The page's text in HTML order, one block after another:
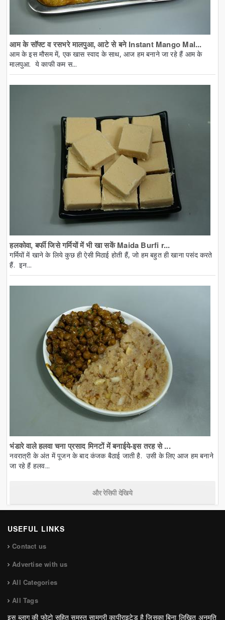
आम के सॉफ्ट व रसभरे मालपुआ, आटे से बने Instant Mango Mal...
आम के इस मौसम में, एक खास स्वाद के साथ, आज हम बनाने जा रहे हैं आम के
मालपुआ. ये काफी कम स...
हलकोवा, बर्फी जिसे गर्मियों में भी खा सकें Maida Burfi r...
गर्मियों में खाने के लिये कुछ ही ऐसी मिठाई होती हैं, जो हम बहुत ही खाना पसंद करते
हैं. इन...
भंडारे वाले हलवा चना प्रसाद मिनटों में बनाईये-इस तरह से ...
नवरात्री के अंत में पूजन के बाद कंजक बैठाई जाती है. उसी के लिए आज हम बनाने
जा रहे हैं हलव...
और रेसिपी देखिये
USEFUL LINKS
Contact us
Advertise with us
All Categories
All Tags
इस ब्लाग की फोटो सहित समस्त सामग्री कापीराइटेड है जिसका बिना लिखित अनुमति